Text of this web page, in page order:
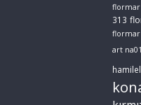
flormar
313
flormar
art na01